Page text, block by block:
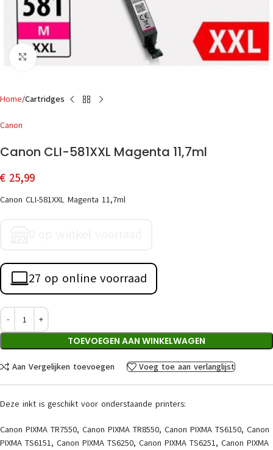
Click to enlarge
Home Cartridges
Canon
Canon CLI-581XXL Magenta 11,7ml
€ 25,99
Canon CLI-581XXL Magenta 11,7ml
27 op online voorraad
TOEVOEGEN AAN WINKELWAGEN
Aan Vergelijken toevoegen Voeg toe aan verlanglijst
Deze inkt is geschikt voor onderstaande printers:
Canon PIXMA TR7550, Canon PIXMA TR8550, Canon PIXMA TS6150, Canon
PIXMA TS6151, Canon PIXMA TS6250, Canon PIXMA TS6251, Canon PIXMA